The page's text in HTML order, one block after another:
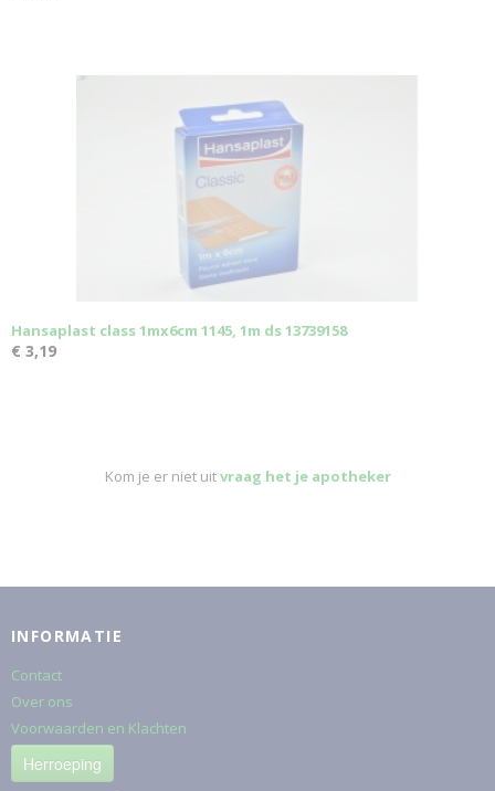
Hansaplast class 1mx6cm 1145, 1m ds 13739158
€ 3,19
Kom je er niet uitvraag het je apotheker
INFORMATIE
Contact
Over ons
Voorwaarden en Klachten
Herroeping